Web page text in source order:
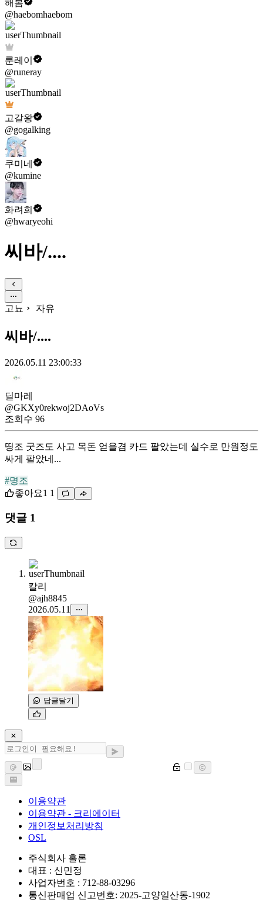
해봄
@haebomhaebom
룬레이
@runeray
고갈왕
@gogalking
쿠미네
@kumine
화려희
@hwaryeohi
씨바/....
고뇨 자유
씨바/....
2026.05.11 23:00:33
딜마레
@GKXy0rekwoj2DAoVs
조회수 96
띵조 굿즈도 사고 목돈 얻을겸 카드 팔았는데 실수로 만원정도
싸게 팔았네...
#명조
좋아요1 1
댓글 1
칼리
@ajh8845
2026.05.11
답글달기
이용약관
이용약관 - 크리에이터
개인정보처리방침
OSL
주식회사 홀론
대표 : 신민정
사업자번호 : 712-88-03296
통신판매업 신고번호: 2025-고양일산동-1902